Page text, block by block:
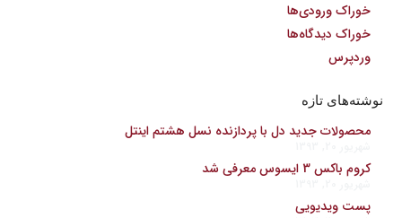
خوراک ورودی‌ها
خوراک دیدگاه‌ها
وردپرس
نوشته‌های تازه
محصولات جدید دل با پردازنده نسل هشتم اینتل
کروم باکس 3 ایسوس معرفی شد
پست ویدیویی